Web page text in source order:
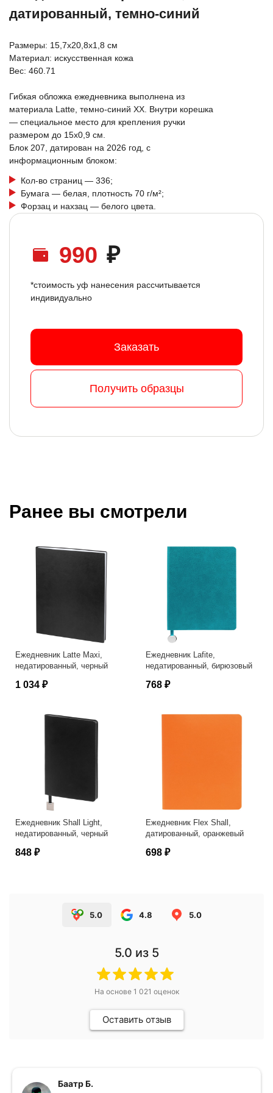
датированный, темно-синий
Размеры: 15,7х20,8х1,8 см
Материал: искусственная кожа
Вес: 460.71
Гибкая обложка ежедневника выполнена из
материала Latte, темно-синий XX. Внутри корешка
— специальное место для крепления ручки
размером до 15х0,9 см.
Блок 207, датирован на 2026 год, с
информационным блоком:
Кол-во страниц — 336;
Бумага — белая, плотность 70 г/м²;
Форзац и нахзац — белого цвета.
990 ₽
*стоимость уф нанесения рассчитывается
индивидуально
Заказать
Получить образцы
Ранее вы смотрели
Ежедневник Latte Maxi,
недатированный, черный
1 034 ₽
Ежедневник Lafite,
недатированный, бирюзовый
768 ₽
Ежедневник Shall Light,
недатированный, черный
848 ₽
Ежедневник Flex Shall,
датированный, оранжевый
698 ₽
5.0 4.8 5.0
5.0 из 5
На основе 1 021 оценок
Оставить отзыв
Баатр Б.